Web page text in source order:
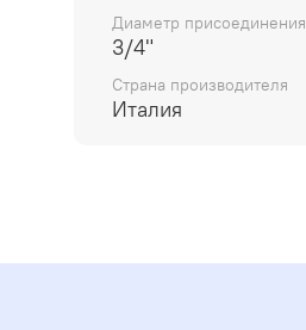
Диаметр присоединения
3/4"
Страна производителя
Италия